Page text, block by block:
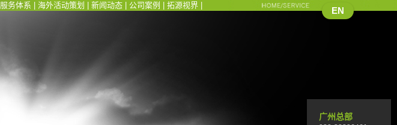
服务体系 海外活动策划 新闻动态 公司案例 拓源视界
EN
广州总部